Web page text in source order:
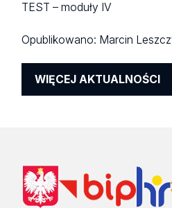
TEST – moduły IV
Opublikowano: Marcin
WIĘCEJ AKTUALNOŚCI